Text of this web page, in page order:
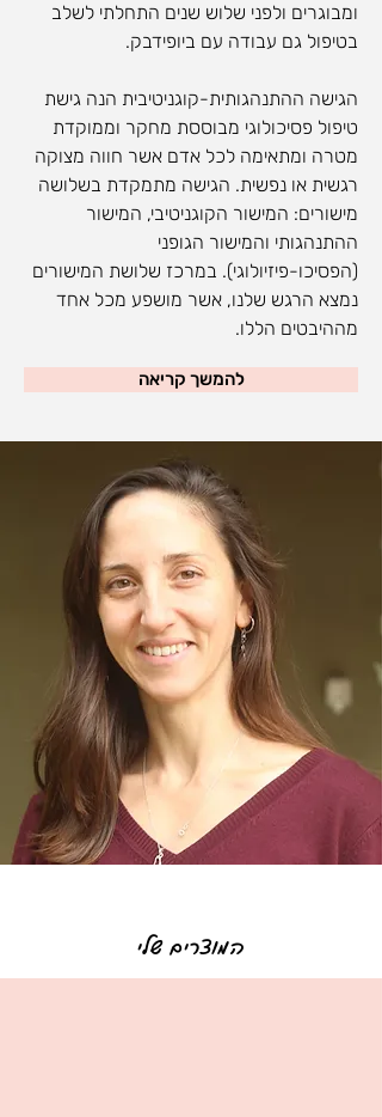
ומבוגרים ולפני שלוש שנים התחלתי לשלב
בטיפול גם עבודה עם ביופידבק.
הגישה ההתנהגותית-קוגניטיבית הנה גישת
טיפול פסיכולוגי מבוססת מחקר וממוקדת
מטרה ומתאימה לכל אדם אשר חווה מצוקה
רגשית או נפשית. הגישה מתמקדת בשלושה
מישורים: המישור הקוגניטיבי, המישור
ההתנהגותי והמישור הגופני
(הפסיכו-פיזיולוגי). במרכז שלושת המישורים
נמצא הרגש שלנו, אשר מושפע מכל אחד
מההיבטים הללו.
להמשך קריאה
המוצרים שלי